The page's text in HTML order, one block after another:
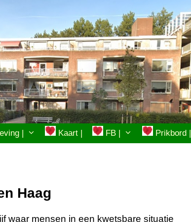
| Kaart | FB | Prikbord |
Haag
waar mensen in een kwetsbare situatie